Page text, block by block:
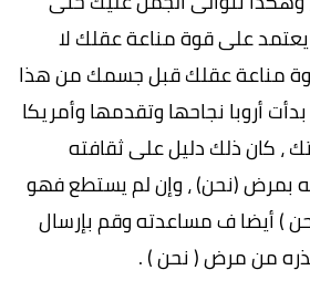
على قوة مناعة عقلك لا
مناعة عقلك قبل جسمك من هذا
أروبا نجاحها وتقدمها وأمريكا
، كان ذلك دليل على ثقافته
بمرض (نحن) ، وإن لم يستطع فهو
أيضا ف مساعدته وقم بإرسال
من مرض ( نحن ) .